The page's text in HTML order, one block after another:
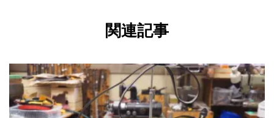
関連記事